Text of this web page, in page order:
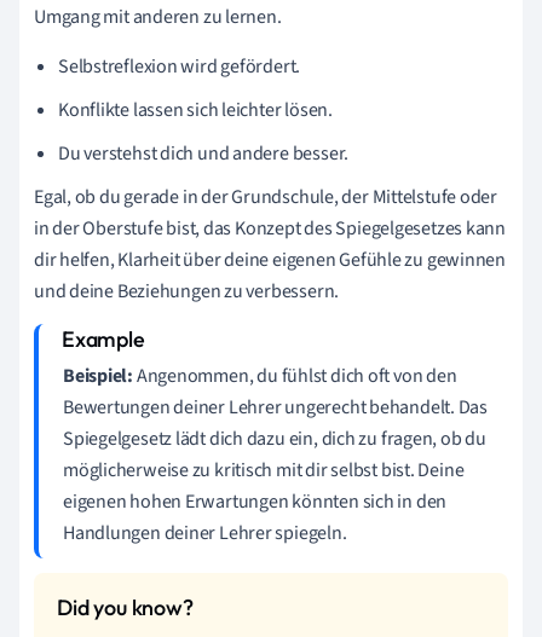
Umgang mit anderen zu lernen.
Selbstreflexion wird gefördert.
Konflikte lassen sich leichter lösen.
Du verstehst dich und andere besser.
Egal, ob du gerade in der Grundschule, der Mittelstufe oder
in der Oberstufe bist, das Konzept des Spiegelgesetzes kann
dir helfen, Klarheit über deine eigenen Gefühle zu gewinnen
und deine Beziehungen zu verbessern.
Beispiel:Angenommen, du fühlst dich oft von den
Bewertungen deiner Lehrer ungerecht behandelt. Das
Spiegelgesetz lädt dich dazu ein, dich zu fragen, ob du
möglicherweise zu kritisch mit dir selbst bist. Deine
eigenen hohen Erwartungen könnten sich in den
Handlungen deiner Lehrer spiegeln.